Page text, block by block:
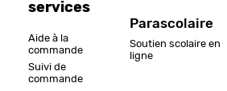
services
Aide à la
commande
Suivi de
commande
Parascolaire
Soutien scolaire en
ligne